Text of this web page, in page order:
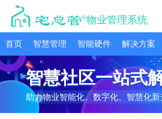
物业管理系统
首页 智慧管理 智能硬件 解决方案
智慧社区一站式
助力物业智能化、数字化、智慧化新